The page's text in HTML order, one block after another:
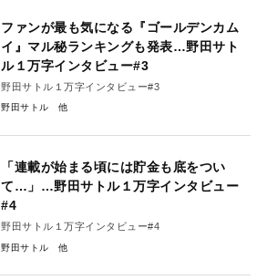
ファンが最も気になる『ゴールデンカム
イ』マル秘ランキングも発表…野田サト
ル１万字インタビュー#3
野田サトル１万字インタビュー#3
野田サトル
「連載が始まる頃には貯金も底をつい
て…」…野田サトル１万字インタビュー
#4
野田サトル１万字インタビュー#4
野田サトル